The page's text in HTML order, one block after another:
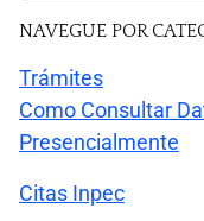
NAVEGUE POR
Trámites
Como Consultar
Presencialmente
Citas Inpec